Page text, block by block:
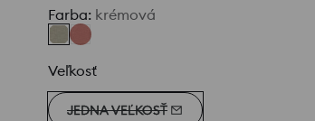
Farba: krémová
Veľkosť
JEDNA VEĽKOSŤ